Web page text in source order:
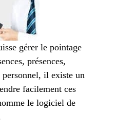
gérer le pointage
présences,
il existe un
facilement ces
le logiciel de